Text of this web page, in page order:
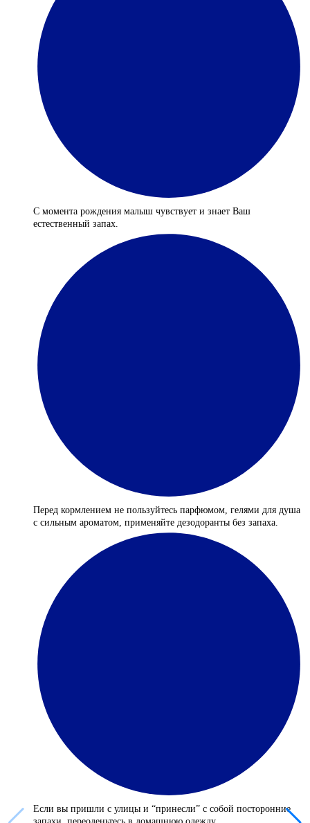
С момента рождения малыш чувствует и знает Ваш
естественный запах.
Перед кормлением не пользуйтесь парфюмом, гелями для душа
с сильным ароматом, применяйте дезодоранты без запаха.
Если вы пришли с улицы и “принесли” с собой посторонние